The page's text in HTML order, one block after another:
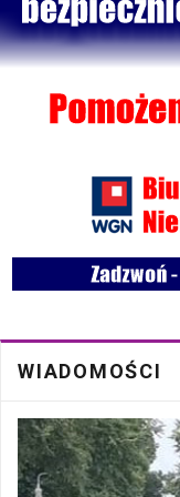
Bezpłatna
19 Cze
Walne
WIADOMOŚCI